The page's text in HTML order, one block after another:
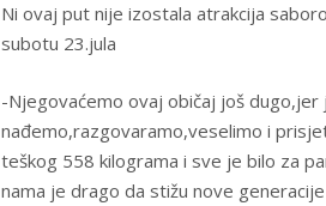
Ni ovaj put nije izostala atrakcija
subotu 23.jula
-Njegovaćemo ovaj običaj još dugo,jer
nađemo,razgovaramo,veselimo i
teškog 558 kilograma i sve je bilo za
nama je drago da stižu nove